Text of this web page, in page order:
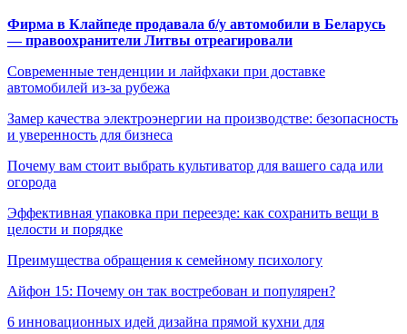
Фирма в Клайпеде продавала б/у автомобили в Беларусь
— правоохранители Литвы отреагировали
Современные тенденции и лайфхаки при доставке
автомобилей из-за рубежа
Замер качества электроэнергии на производстве: безопасность
и уверенность для бизнеса
Почему вам стоит выбрать культиватор для вашего сада или
огорода
Эффективная упаковка при переезде: как сохранить вещи в
целости и порядке
Преимущества обращения к семейному психологу
Айфон 15: Почему он так востребован и популярен?
6 инновационных идей дизайна прямой кухни для